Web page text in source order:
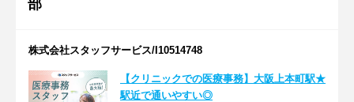
部
株式会社スタッフサービス/I10514748
【クリニックでの医療事務】大阪上本町駅★
駅近で通いやすい◎